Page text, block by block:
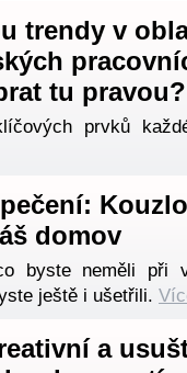
trendy v
tu pravou?
prvků
domov
byste neměli při
ještě i ušetřili.
a